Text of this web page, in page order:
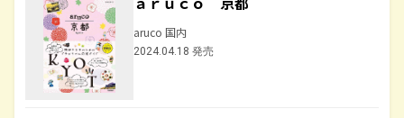
aruco 国内
2024.04.18 発売